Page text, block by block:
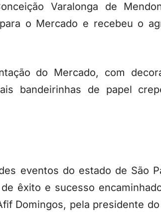
Varalonga de
o Mercado e recebeu o
do Mercado, com
bandeirinhas de papel
eventos do estado de São
êxito e sucesso
Domingos, pela presidente